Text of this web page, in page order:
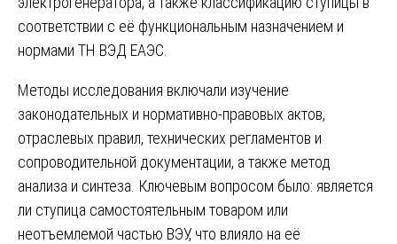
соответствии с её функциональным назначением и
нормами ТН ВЭД ЕАЭС.
Методы исследования включали изучение
законодательных и нормативно-правовых актов,
отраслевых правил, технических регламентов и
сопроводительной документации, а также метод
анализа и синтеза. Ключевым вопросом было: является
ли ступица самостоятельным товаром или
неотъемлемой частью ВЭУ, что влияло на её